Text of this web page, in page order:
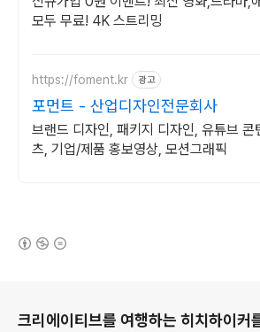
모두 무료! 4K 스트리밍
https://foment.kr 광고
포먼트 - 산업디자인전문회사
브랜드 디자인, 패키지 디자인, 유튜브 콘텐
츠, 기업/제품 홍보영상, 모션그래픽
크리에이티브를 여행하는 히치하이커